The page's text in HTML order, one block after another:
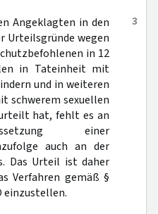
3
Angeklagten in den
Urteilsgründe wegen
in 12
in Tateinheit mit
und in weiteren
schwerem sexuellen
hat, fehlt es an
einer
auch an der
Das Urteil ist daher
Verfahren gemäß §
einzustellen.